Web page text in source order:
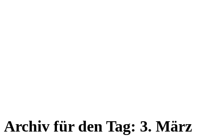
Archiv für den Tag: 3. März